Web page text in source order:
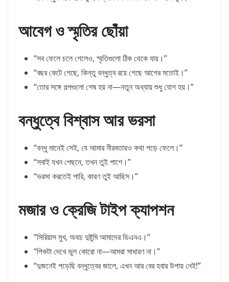
আবেগ ও স্মৃতির ছোঁয়া
“সব ফেলে চলে গেলেও, স্মৃতিগুলো ঠিক থেকে যায়।”
“বছর কেটে গেছে, কিন্তু বন্ধুত্ব রয়ে গেছে আগের মতোই।”
“তোর সঙ্গে গল্পগুলো শেষ হয় না—নতুন অধ্যায় শুধু যোগ হয়।”
বন্ধুত্বে বিশ্বাস আর ভরসা
“বন্ধু মানেই সেই, যে আমার নীরবতায়ও কথা পড়ে ফেলে।”
“সবাই যখন পেছনে, তখন তুই পাশে।”
“ভরসা করতেই পারি, কারণ তুই আছিস।”
মজার ও ক্রেজি টাইপ ক্যাপশন
“সিরিয়াস মুখ, অথচ দুষ্টুমি আমাদের ডিএনএ।”
“পিকটা দেখে ভুল কোরো না—আমরা সাধারণ না।”
“দুজনেই পড়েছি বন্ধুত্বের জালে, এখন আর বের হবার উপায় নেই!”